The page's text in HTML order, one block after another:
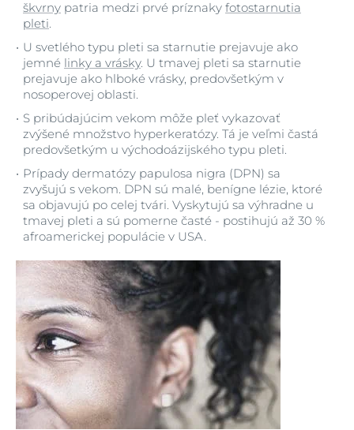
škvrny patria medzi prvé príznaky fotostarnutia
pleti
U svetlého typu pleti sa starnutie prejavuje ako
jemné linky a vrásky. U tmavej pleti sa starnutie
prejavuje ako hlboké vrásky, predovšetkým v
nosoperovej oblasti.
S pribúdajúcim vekom môže pleť vykazovať
zvýšené množstvo hyperkeratózy. Tá je veľmi častá
predovšetkým u východoázijského typu pleti.
Prípady dermatózy papulosa nigra (DPN) sa
zvyšujú s vekom. DPN sú malé, benígne lézie, ktoré
sa objavujú po celej tvári. Vyskytujú sa výhradne u
tmavej pleti a sú pomerne časté - postihujú až 30 %
afroamerickej populácie v USA.